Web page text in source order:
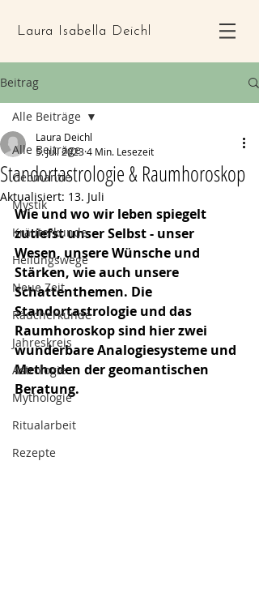
Laura Isabella Deichl
Beitrag
Alle Beiträge
Geomantie
Mystik
Kräuterkunde
Heilungswege
Neue Zeit
Räucherkunde
Jahreskreis
Astrologie
Mythologie
Ritualarbeit
Rezepte
Alle Beiträge
Standortastrologie & Raumhoroskop
Laura Deichl
5. Juli 20234 Min. Lesezeit
Aktualisiert: 13. Juli
Wie und wo wir leben spiegelt
zutiefst unser Selbst - unser
Wesen, unsere Wünsche und
Stärken, wie auch unsere
Schattenthemen. Die
Standortastrologie und das
Raumhoroskop sind hier zwei
wunderbare Analogiesysteme und
Methoden der geomantischen
Beratung.